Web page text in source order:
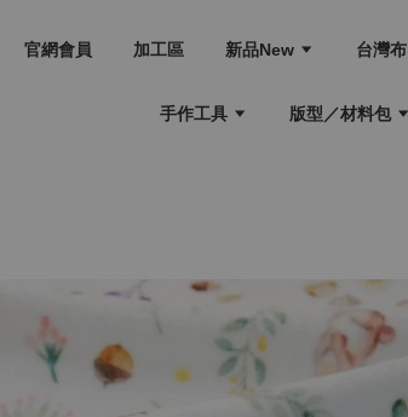
官網會員 加工區 新品New 台灣布
手作工具 版型／材料包